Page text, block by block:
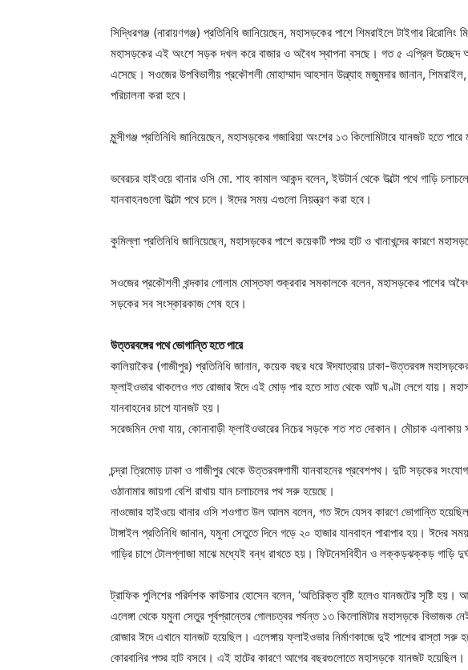
সিদ্ধিরগঞ্জ (নারায়ণগঞ্জ) প্রতিনিধি জানিয়েছেন, মহাসড়কের পাশে শিমরাইলে টাইগার
মহাসড়কের এই অংশে সড়ক দখল করে বাজার ও অবৈধ স্থাপনা বসছে। গত ৫ এপ্রিল উচ্ছেদ
এসেছে। সওজের উপবিভাগীয় প্রকৌশলী মোহাম্মাদ আহসান উল্ল্যাহ মজুমদার জানান,
পরিচালনা করা হবে।
মুন্সীগঞ্জ প্রতিনিধি জানিয়েছেন, মহাসড়কের গজারিয়া অংশের ১৩ কিলোমিটারে যানজট হতে পারে
ভবেরচর হাইওয়ে থানার ওসি মো. শাহ কামাল আকন্দ বলেন, ইউটার্ন থেকে উল্টো পথে গাড়ি
যানবাহনগুলো উল্টো পথে চলে। ঈদের সময় এগুলো নিয়ন্ত্রণ করা হবে।
কুমিল্লা প্রতিনিধি জানিয়েছেন, মহাসড়কের পাশে কয়েকটি পশুর হাট ও খানাখন্দের কারণে
সওজের প্রকৌশলী খন্দকার গোলাম মোস্তফা শুক্রবার সমকালকে বলেন, মহাসড়কের পাশের
সড়কের সব সংস্কারকাজ শেষ হবে।
উত্তরবঙ্গের পথে ভোগান্তি হতে পারে
কালিয়াকৈর (গাজীপুর) প্রতিনিধি জানান, কয়েক বছর ধরে ঈদযাত্রায় ঢাকা-উত্তরবঙ্গ
ফ্লাইওভার থাকলেও গত রোজার ঈদে এই মোড় পার হতে সাত থেকে আট ঘণ্টা লেগে যায়।
যানবাহনের চাপে যানজট হয়।
সরেজমিন দেখা যায়, কোনাবাড়ী ফ্লাইওভারের নিচের সড়কে শত শত দোকান। মৌচাক এলাকায়
চন্দ্রা ত্রিমোড় ঢাকা ও গাজীপুর থেকে উত্তরবঙ্গগামী যানবাহনের প্রবেশপথ। দুটি সড়কের
ওঠানামার জায়গা বেশি রাখায় যান চলাচলের পথ সরু হয়েছে।
নাওজোর হাইওয়ে থানার ওসি শওগাত উল আলম বলেন, গত ঈদে যেসব কারণে ভোগান্তি
টাঙ্গাইল প্রতিনিধি জানান, যমুনা সেতুতে দিনে গড়ে ২০ হাজার যানবাহন পারাপার হয়।
গাড়ির চাপে টোলপ্লাজা মাঝে মধ্যেই বন্ধ রাখতে হয়। ফিটনেসবিহীন ও লক্কড়ঝক্কড় গাড়ি
ট্রাফিক পুলিশের পরির্দশক কাউসার হোসেন বলেন, ‘অতিরিক্ত বৃষ্টি হলেও যানজটের সৃষ্টি
এলেঙ্গা থেকে যমুনা সেতুর পূর্বপ্রান্তের গোলচত্বর পর্যন্ত ১৩ কিলোমিটার মহাসড়কে
রোজার ঈদে এখানে যানজট হয়েছিল। এলেঙ্গায় ফ্লাইওভার নির্মাণকাজে দুই পাশের রাস্তা সরু
কোরবানির পশুর হাট বসবে। এই হাটের কারণে আগের বছরগুলোতে মহাসড়কে যানজট হয়েছিল।